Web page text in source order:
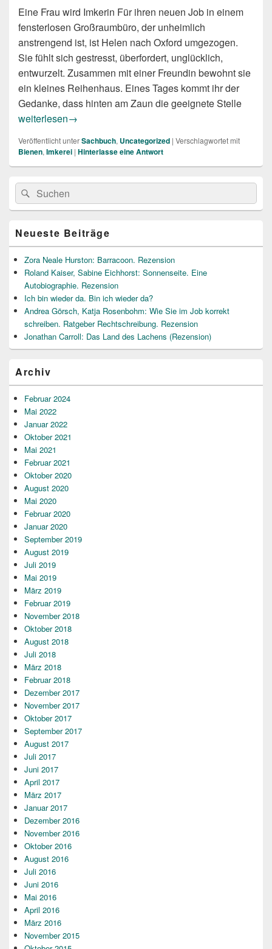
Eine Frau wird Imkerin Für ihren neuen Job in einem
fensterlosen Großraumbüro, der unheimlich
anstrengend ist, ist Helen nach Oxford umgezogen.
Sie fühlt sich gestresst, überfordert, unglücklich,
entwurzelt. Zusammen mit einer Freundin bewohnt sie
ein kleines Reihenhaus. Eines Tages kommt ihr der
Gedanke, dass hinten am Zaun die geeignete Stelle
Helen Jukes: Das Herz einer Honigbiene hat fünf
weiterlesen→
Veröffentlicht unterSachbuch, Uncategorized | Verschlagwortet mit
Bienen, Imkerei | Hinterlasse eine Antwort
Primärer
Seitenleisten
Widget-
Bereich
Suche
nach:
Suchen
Neueste Beiträge
Zora Neale Hurston: Barracoon. Rezension
Roland Kaiser, Sabine Eichhorst: Sonnenseite. Eine
Autobiographie. Rezension
Ich bin wieder da. Bin ich wieder da?
Andrea Görsch, Katja Rosenbohm: Wie Sie im Job korrekt
schreiben. Ratgeber Rechtschreibung. Rezension
Jonathan Carroll: Das Land des Lachens (Rezension)
Archiv
Februar 2024
Mai 2022
Januar 2022
Oktober 2021
Mai 2021
Februar 2021
Oktober 2020
August 2020
Mai 2020
Februar 2020
Januar 2020
September 2019
August 2019
Juli 2019
Mai 2019
März 2019
Februar 2019
November 2018
Oktober 2018
August 2018
Juli 2018
März 2018
Februar 2018
Dezember 2017
November 2017
Oktober 2017
September 2017
August 2017
Juli 2017
Juni 2017
April 2017
März 2017
Januar 2017
Dezember 2016
November 2016
Oktober 2016
August 2016
Juli 2016
Juni 2016
Mai 2016
April 2016
März 2016
November 2015